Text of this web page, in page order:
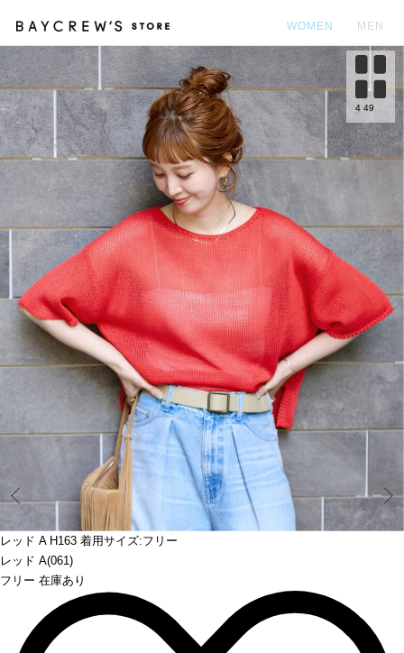
WOMEN MEN
レッド A H163 着用サイズ:フリー
レッド A(061)
フリー 在庫あり
4 49